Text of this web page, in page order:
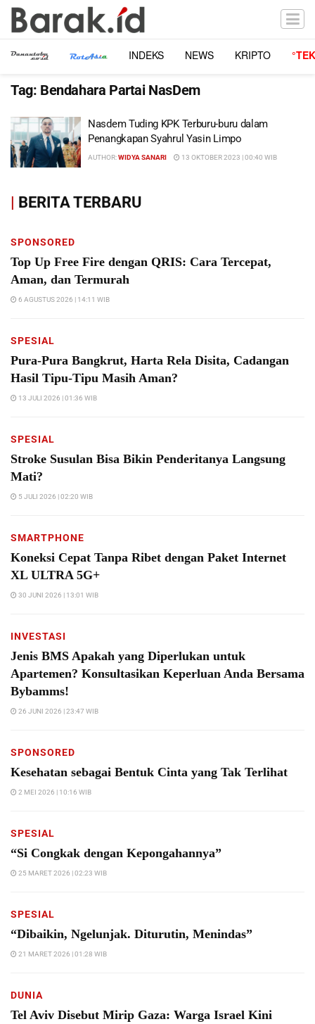
INDEKS NEWS KRIPTO
Tag: Bendahara Partai NasDem
Nasdem Tuding KPK Terburu-buru dalam
Penangkapan Syahrul Yasin Limpo
AUTHOR:WIDYA SANARI 13 OKTOBER 2023 | 00:40 WIB
| BERITA TERBARU
SPONSORED
Top Up Free Fire dengan QRIS: Cara Tercepat,
Aman, dan Termurah
6 AGUSTUS 2026 | 14:11 WIB
SPESIAL
Pura-Pura Bangkrut, Harta Rela Disita, Cadangan
Hasil Tipu-Tipu Masih Aman?
13 JULI 2026 | 01:36 WIB
SPESIAL
Stroke Susulan Bisa Bikin Penderitanya Langsung
Mati?
5 JULI 2026 | 02:20 WIB
SMARTPHONE
Koneksi Cepat Tanpa Ribet dengan Paket Internet
XL ULTRA 5G+
30 JUNI 2026 | 13:01 WIB
INVESTASI
Jenis BMS Apakah yang Diperlukan untuk
Apartemen? Konsultasikan Keperluan Anda Bersama
Bybamms!
26 JUNI 2026 | 23:47 WIB
SPONSORED
Kesehatan sebagai Bentuk Cinta yang Tak Terlihat
2 MEI 2026 | 10:16 WIB
SPESIAL
“Si Congkak dengan Kepongahannya”
25 MARET 2026 | 02:23 WIB
SPESIAL
“Dibaikin, Ngelunjak. Diturutin, Menindas”
21 MARET 2026 | 01:28 WIB
DUNIA
Tel Aviv Disebut Mirip Gaza: Warga Israel Kini